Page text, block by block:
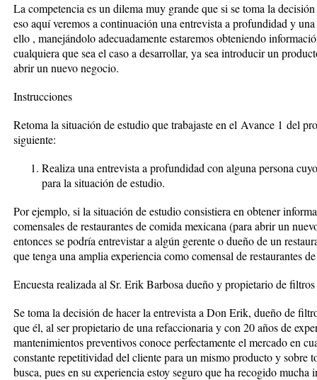
La competencia es un dilema muy grande que si se toma la
eso aquí veremos a continuación una entrevista a profundidad y
ello , manejándolo adecuadamente estaremos obteniendo
cualquiera que sea el caso a desarrollar, ya sea introducir un
abrir un nuevo negocio.
Instrucciones
Retoma la situación de estudio que trabajaste en el Avance 1 del
siguiente:
Realiza una entrevista a profundidad con alguna persona
para la situación de estudio.
Por ejemplo, si la situación de estudio consistiera en obtener
comensales de restaurantes de comida mexicana (para abrir un
entonces se podría entrevistar a algún gerente o dueño de un
que tenga una amplia experiencia como comensal de restaurantes
Encuesta realizada al Sr. Erik Barbosa dueño y propietario de
Se toma la decisión de hacer la entrevista a Don Erik, dueño de
que él, al ser propietario de una refaccionaria y con 20 años de
mantenimientos preventivos conoce perfectamente el mercado en
constante repetitividad del cliente para un mismo producto y sobre
busca, pues en su experiencia estoy seguro que ha recogido mucha